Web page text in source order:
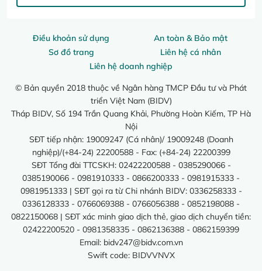
Điều khoản sử dụng
An toàn & Bảo mật
Sơ đồ trang
Liên hệ cá nhân
Liên hệ doanh nghiệp
© Bản quyền 2018 thuộc về Ngân hàng TMCP Đầu tư và Phát
triển Việt Nam (BIDV)
Tháp BIDV, Số 194 Trần Quang Khải, Phường Hoàn Kiếm, TP Hà
Nội
SĐT tiếp nhận: 19009247 (Cá nhân)/ 19009248 (Doanh
nghiệp)/(+84-24) 22200588 - Fax: (+84-24) 22200399
SĐT Tổng đài TTCSKH: 02422200588 - 0385290066 -
0385190066 - 0981910333 - 0866200333 - 0981915333 -
0981951333 | SĐT gọi ra từ Chi nhánh BIDV: 0336258333 -
0336128333 - 0766069388 - 0766056388 - 0852198088 -
0822150068 | SĐT xác minh giao dịch thẻ, giao dịch chuyển tiền:
02422200520 - 0981358335 - 0862136388 - 0862159399
Email: bidv247@bidv.com.vn
Swift code: BIDVVNVX